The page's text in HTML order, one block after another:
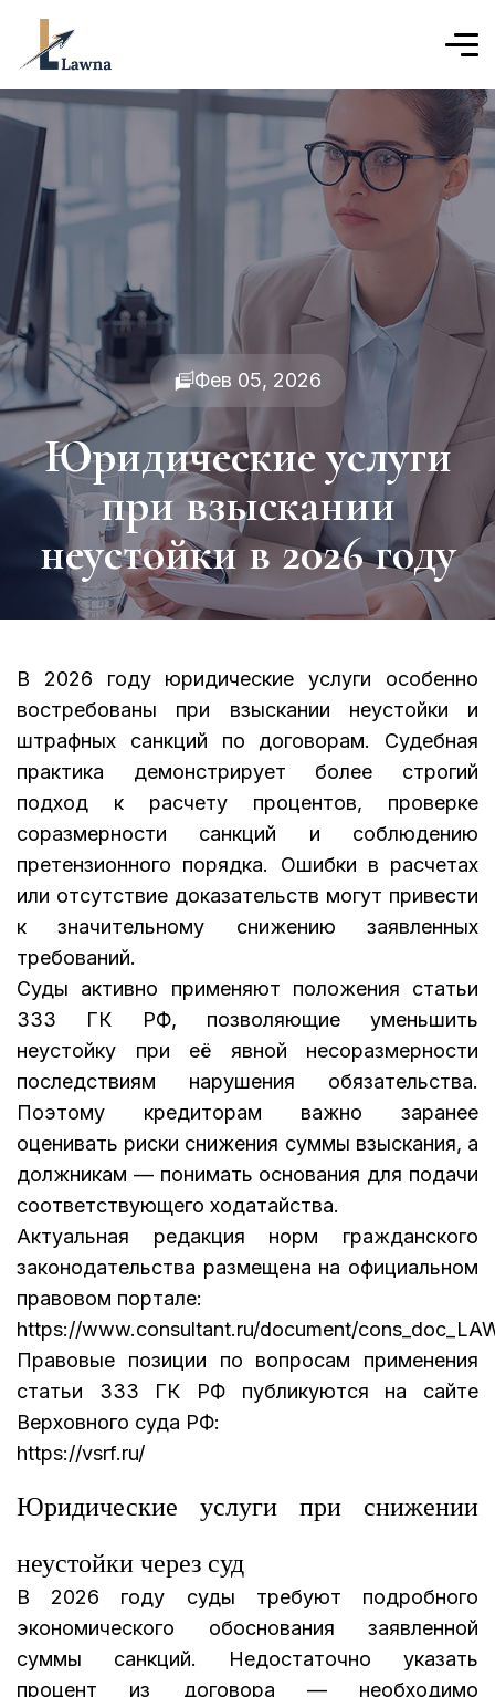
Фев 05, 2026
Юридические услуги
при взыскании
неустойки в 2026 году
В 2026 году юридические услуги особенно
востребованы при взыскании неустойки и
штрафных санкций по договорам. Судебная
практика демонстрирует более строгий
подход к расчету процентов, проверке
соразмерности санкций и соблюдению
претензионного порядка. Ошибки в расчетах
или отсутствие доказательств могут привести
к значительному снижению заявленных
требований.
Суды активно применяют положения статьи
333 ГК РФ, позволяющие уменьшить
неустойку при её явной несоразмерности
последствиям нарушения обязательства.
Поэтому кредиторам важно заранее
оценивать риски снижения суммы взыскания, а
должникам — понимать основания для подачи
соответствующего ходатайства.
Актуальная редакция норм гражданского
законодательства размещена на официальном
правовом портале:
https://www.consultant.ru/document/
Правовые позиции по вопросам применения
статьи 333 ГК РФ публикуются на сайте
Верховного суда РФ:
https://vsrf.ru/
Юридические услуги при снижении
неустойки через суд
В 2026 году суды требуют подробного
экономического обоснования заявленной
суммы санкций. Недостаточно указать
процент из договора — необходимо